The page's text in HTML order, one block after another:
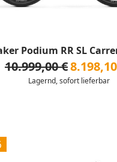
Podium RR SL
10.999,00 €
Lagernd, sofort lieferbar